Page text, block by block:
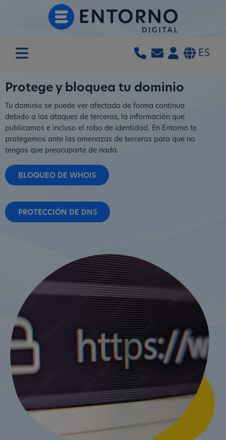
ES
Protege y bloquea tu dominio
Tu dominio se puede ver afectado de forma contínua
debido a los ataques de terceros, la información que
publicamos e incluso el robo de identidad. En Entorno te
protegemos ante las amenazas de terceros para que no
tengas que preocuparte de nada.
BLOQUEO DE WHOIS
PROTECCIÓN DE DNS